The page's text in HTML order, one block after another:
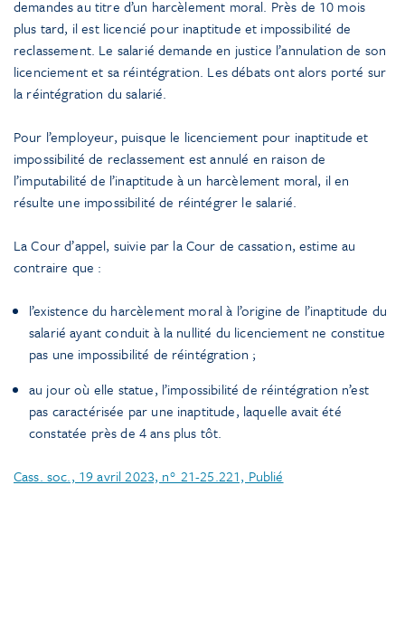
demandes au titre d’un harcèlement moral. Près de 10 mois
plus tard, il est licencié pour inaptitude et impossibilité de
reclassement. Le salarié demande en justice l’annulation de son
licenciement et sa réintégration. Les débats ont alors porté sur
la réintégration du salarié.
Pour l’employeur, puisque le licenciement pour inaptitude et
impossibilité de reclassement est annulé en raison de
l’imputabilité de l’inaptitude à un harcèlement moral, il en
résulte une impossibilité de réintégrer le salarié.
La Cour d’appel, suivie par la Cour de cassation, estime au
contraire que :
l’existence du harcèlement moral à l’origine de l’inaptitude du
salarié ayant conduit à la nullité du licenciement ne constitue
pas une impossibilité de réintégration ;
au jour où elle statue, l’impossibilité de réintégration n’est
pas caractérisée par une inaptitude, laquelle avait été
constatée près de 4 ans plus tôt.
Cass. soc., 19 avril 2023, n° 21-25.221, Publié